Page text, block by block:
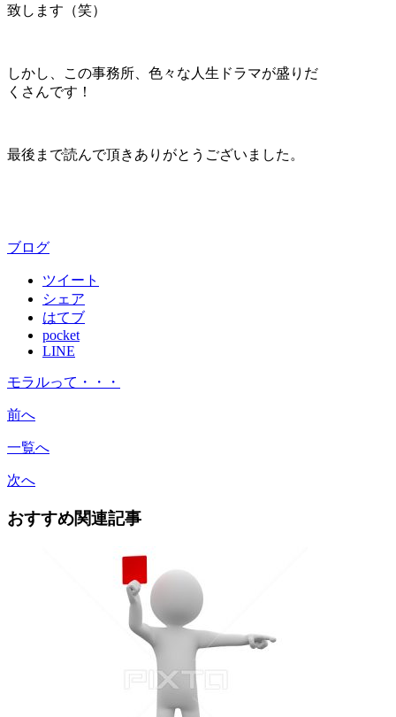
致します（笑）
しかし、この事務所、色々な人生ドラマが盛りだ
くさんです！
最後まで読んで頂きありがとうございました。
ブログ
ツイート
シェア
はてブ
pocket
LINE
モラルって・・・
前へ
一覧へ
次へ
おすすめ関連記事